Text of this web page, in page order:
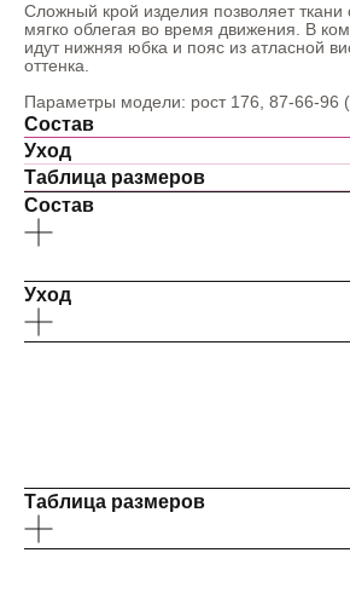
Сложный крой изделия позволяет ткани
мягко облегая во время движения. В
идут нижняя юбка и пояс из атласной
оттенка.
Параметры модели: рост 176, 87-66-96
Состав
Уход
Таблица размеров
Состав
Уход
Таблица размеров